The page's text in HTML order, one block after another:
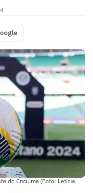
do Criciúma (Foto: Letícia